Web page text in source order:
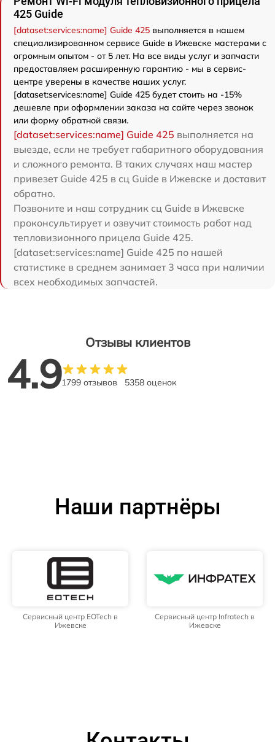
425 Guide
[dataset:services:name] Guide 425 выполняется в нашем
специализированном сервисе Guide в Ижевске мастерами с
огромным опытом - от 5 лет. На все виды услуг и запчасти
предоставляем расширенную гарантию - мы в сервис-
центре уверены в качестве наших услуг.
[dataset:services:name] Guide 425 будет стоить на -15%
дешевле при оформлении заказа на сайте через звонок
или форму обратной связи.
[dataset:services:name] Guide 425 выполняется на
выезде, если не требует габаритного оборудования
и сложного ремонта. В таких случаях наш мастер
привезет Guide 425 в сц Guide в Ижевске и доставит
обратно.
Позвоните и наш сотрудник сц Guide в Ижевске
проконсультирует и озвучит стоимость работ над
тепловизионного прицела Guide 425.
[dataset:services:name] Guide 425 по нашей
статистике в среднем занимает 3 часа при наличии
всех необходимых запчастей.
Отзывы клиентов
4.91799 отзывов 5358 оценок
Наши партнёры
Сервисный центр EOTech в
Ижевске
Сервисный центр Infratech в
Ижевске